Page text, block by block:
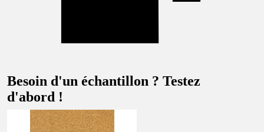
Besoin d'un échantillon ? Testez
d'abord !